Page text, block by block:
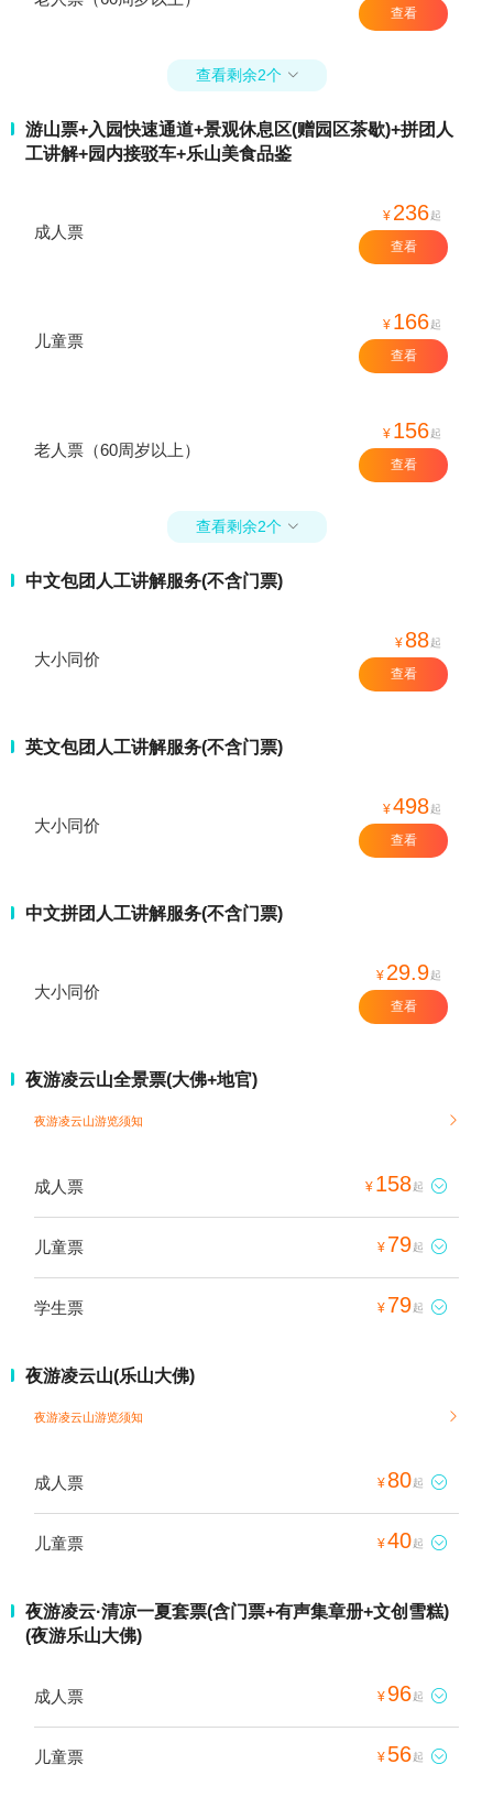
查看
查看剩余2个 
游山票+入园快速通道+景观休息区(赠园区茶歇)+拼团人
工讲解+园内接驳车+乐山美食品鉴
成人票
¥ 236起
查看
儿童票
¥ 166起
查看
老人票（60周岁以上）
¥ 156起
查看
查看剩余2个 
中文包团人工讲解服务(不含门票)
大小同价
¥ 88起
查看
英文包团人工讲解服务(不含门票)
大小同价
¥498起
查看
中文拼团人工讲解服务(不含门票)
大小同价
¥ 29.9起
查看
夜游凌云山全景票(大佛+地官)
夜游凌云山游览须知 
成人票 ¥ 158起 
儿童票 ¥ 79起 
学生票 ¥ 79起 
夜游凌云山(乐山大佛)
夜游凌云山游览须知 
成人票 ¥ 80起 
儿童票 ¥40起 
夜游凌云·清凉一夏套票(含门票+有声集章册+文创雪糕)
(夜游乐山大佛)
成人票 ¥ 96起 
儿童票 ¥ 56起 